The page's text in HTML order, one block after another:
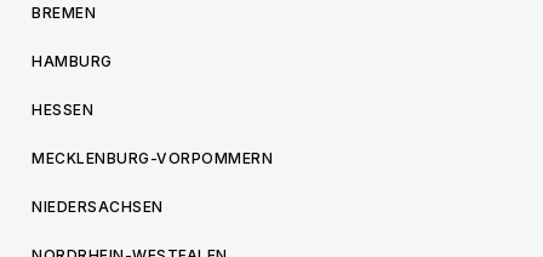
BREMEN
HAMBURG
HESSEN
MECKLENBURG-VORPOMMERN
NIEDERSACHSEN